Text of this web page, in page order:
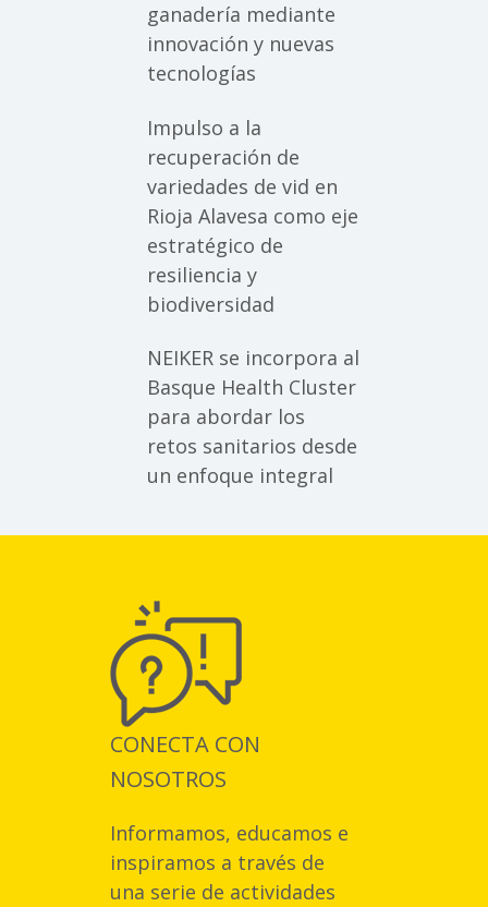
ganadería mediante
innovación y nuevas
tecnologías
Impulso a la
recuperación de
variedades de vid en
Rioja Alavesa como eje
estratégico de
resiliencia y
biodiversidad
NEIKER se incorpora al
Basque Health Cluster
para abordar los
retos sanitarios desde
un enfoque integral
CONECTA CON
NOSOTROS
Informamos, educamos e
inspiramos a través de
una serie de actividades